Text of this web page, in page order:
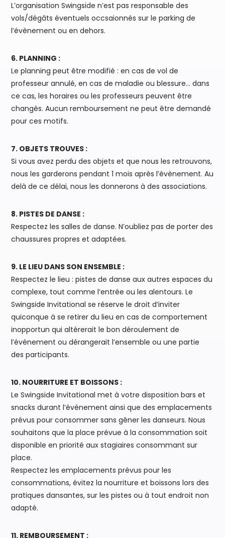
L’organisation Swingside n’est pas responsable des
vols/dégâts éventuels occsaionnés sur le parking de
l’évènement ou en dehors.
6. PLANNING :
Le planning peut être modifié : en cas de vol de
professeur annulé, en cas de maladie ou blessure… dans
ce cas, les horaires ou les professeurs peuvent être
changés. Aucun remboursement ne peut être demandé
pour ces motifs.
7. OBJETS TROUVES :
Si vous avez perdu des objets et que nous les retrouvons,
nous les garderons pendant 1 mois après l’évènement. Au
delà de ce délai, nous les donnerons à des associations.
8. PISTES DE DANSE :
Respectez les salles de danse. N’oubliez pas de porter des
chaussures propres et adaptées.
9. LE LIEU DANS SON ENSEMBLE :
Respectez le lieu : pistes de danse aux autres espaces du
complexe, tout comme l’entrée ou les alentours. Le
Swingside Invitational se réserve le droit d’inviter
quiconque à se retirer du lieu en cas de comportement
inopportun qui altérerait le bon déroulement de
l’événement ou dérangerait l’ensemble ou une partie
des participants.
10. NOURRITURE ET BOISSONS :
Le Swingside Invitational met à votre disposition bars et
snacks durant l’événement ainsi que des emplacements
prévus pour consommer sans gêner les danseurs. Nous
souhaitons que la place prévue à la consommation soit
disponible en priorité aux stagiaires consommant sur
place.
Respectez les emplacements prévus pour les
consommations, évitez la nourriture et boissons lors des
pratiques dansantes, sur les pistes ou à tout endroit non
adapté.
11. REMBOURSEMENT :